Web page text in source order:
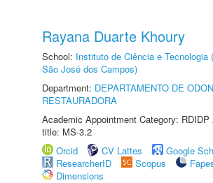
Rayana Duarte Khoury
School: Instituto de Ciência e Tecnologia
São José dos Campos)
Department: DEPARTAMENTO DE
RESTAURADORA
Academic Appointment Category: RDIDP
title: MS-3.2
Orcid
CV Lattes
Google
ResearcherID
Scopus
Dimensions